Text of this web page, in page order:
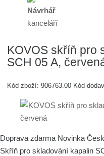
Návrhář
kanceláří
KOVOS skříň pro
SCH 05 A,
Kód zboží:906763.00 Kód
Doprava zdarma Novinka
Skříň pro skladování kapalin